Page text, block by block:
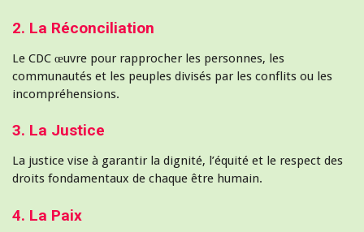
2. La Réconciliation
Le CDC œuvre pour rapprocher les personnes, les
communautés et les peuples divisés par les conflits ou les
incompréhensions.
3. La Justice
La justice vise à garantir la dignité, l’équité et le respect des
droits fondamentaux de chaque être humain.
4. La Paix